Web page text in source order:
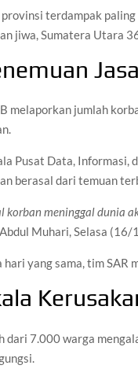
terdampak
jiwa, Sumatera Utara
melaporkan jumlah
Pusat Data, Informasi,
berasal dari temuan
korban meninggal dunia
Muhari, Selasa
hari yang sama, tim SAR
dari 7.000 warga